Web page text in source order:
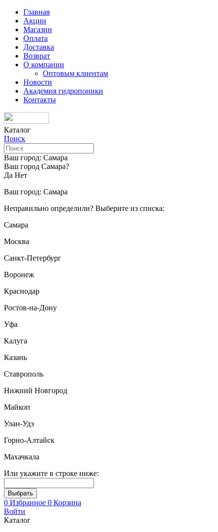
Главная
Акции
Магазин
Оплата
Доставка
Возврат
О компании
Оптовым клиентам
Новости
Академия гидропоники
Контакты
Каталог
Поиск
Ваш город: Самара
Ваш город Самара?
Да Нет
Ваш город: Самара
Неправильно определили? Выберите из списка:
Самара
Москва
Санкт-Петербург
Воронеж
Краснодар
Ростов-на-Дону
Уфа
Калуга
Казань
Ставрополь
Нижний Новгород
Майкоп
Улан-Удэ
Горно-Алтайск
Махачкала
Или укажите в строке ниже:
0 Избранное 0 Корзина
Войти
Каталог